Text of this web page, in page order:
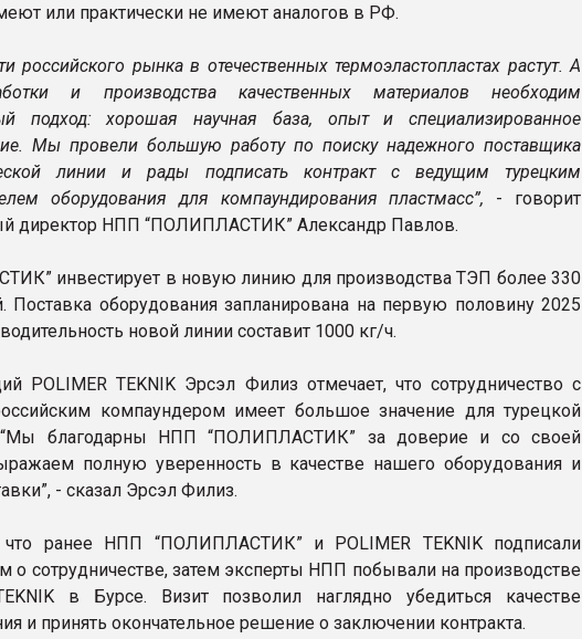
или практически не имеют аналогов в РФ.
российского рынка в отечественных термоэластопластах растут. А
и производства качественных материалов необходим
подход: хорошая научная база, опыт и специализированное
Мы провели большую работу по поиску надежного поставщика
линии и рады подписать контракт с ведущим турецким
оборудования для компаундирования пластмасс”, - говорит
директор НПП “ПОЛИПЛАСТИК” Александр Павлов.
инвестирует в новую линию для производства ТЭП более 330
Поставка оборудования запланирована на первую половину 2025
новой линии составит 1000 кг/ч.
POLIMER TEKNIK Эрсэл Филиз отмечает, что сотрудничество с
компаундером имеет большое значение для турецкой
“Мы благодарны НПП “ПОЛИПЛАСТИК” за доверие и со своей
полную уверенность в качестве нашего оборудования и
- сказал Эрсэл Филиз.
что ранее НПП “ПОЛИПЛАСТИК” и POLIMER TEKNIK подписали
о сотрудничестве, затем эксперты НПП побывали на производстве
в Бурсе. Визит позволил наглядно убедиться качестве
и принять окончательное решение о заключении контракта.